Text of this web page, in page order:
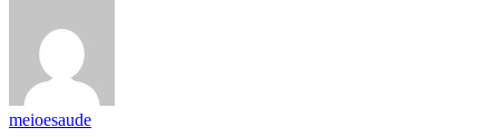
meioesaude